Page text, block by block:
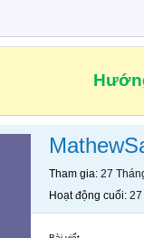
Tham gia 27
Hoạt động cuối 27